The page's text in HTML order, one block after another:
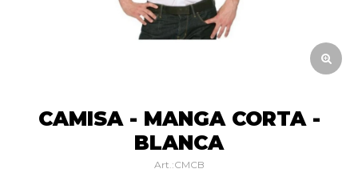
CAMISA - MANGA CORTA -
BLANCA
CMCB